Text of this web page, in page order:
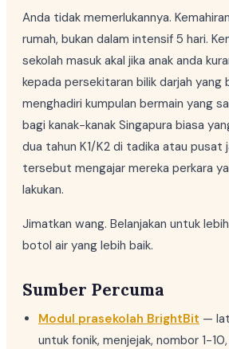
Anda tidak memerlukannya.
rumah, bukan dalam intensif 5 hari.
sekolah masuk akal jika anak anda
kepada persekitaran bilik darjah
menghadiri kumpulan bermain yang
bagi kanak-kanak Singapura biasa
dua tahun K1/K2 di tadika atau pusat
tersebut mengajar mereka perkara
lakukan.
Jimatkan wang. Belanjakan untuk
botol air yang lebih baik.
Sumber Percuma
Modul prasekolah BrightBit —
untuk fonik, menjejak, nombor 1-